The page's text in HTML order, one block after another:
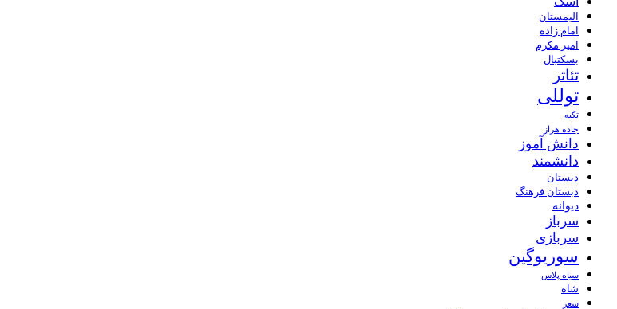
الیمستان
امام زاده
امیر مکرم
بسکتبال
تئاتر
توللی
تکیه
جاده هراز
دانش آموز
دانشمند
دبستان
دبستان فرهنگ
دیوانه
سرباز
سربازی
سوریوگین
سیاه پلاس
شاه
شعر